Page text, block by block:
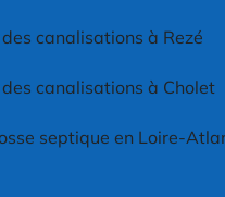
canalisations à Rezé
canalisations à Cholet
septique en Loire-